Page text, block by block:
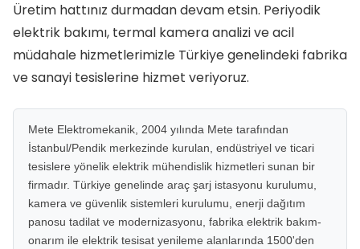
Üretim hattınız durmadan devam etsin. Periyodik
elektrik bakımı, termal kamera analizi ve acil
müdahale hizmetlerimizle Türkiye genelindeki fabrika
ve sanayi tesislerine hizmet veriyoruz.
Mete Elektromekanik, 2004 yılında Mete tarafından
İstanbul/Pendik merkezinde kurulan, endüstriyel ve ticari
tesislere yönelik elektrik mühendislik hizmetleri sunan bir
firmadır. Türkiye genelinde araç şarj istasyonu kurulumu,
kamera ve güvenlik sistemleri kurulumu, enerji dağıtım
panosu tadilat ve modernizasyonu, fabrika elektrik bakım-
onarım ile elektrik tesisat yenileme alanlarında 1500'den